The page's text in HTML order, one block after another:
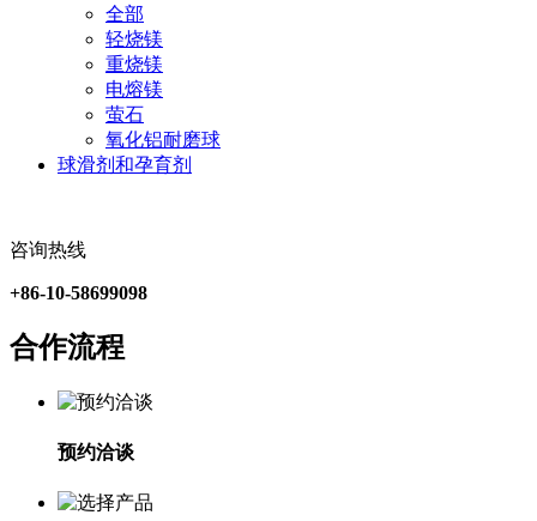
全部
轻烧镁
重烧镁
电熔镁
萤石
氧化铝耐磨球
球滑剂和孕育剂
咨询热线
+86-10-58699098
合作流程
预约洽谈